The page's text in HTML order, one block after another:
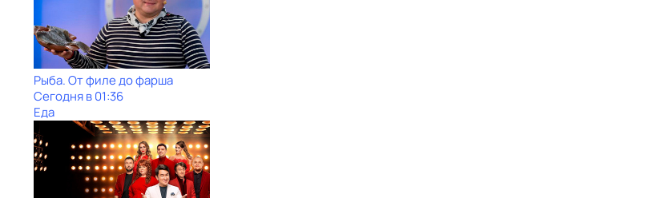
Рыба. От филе до фарша
Сегодня в 01:36
Еда